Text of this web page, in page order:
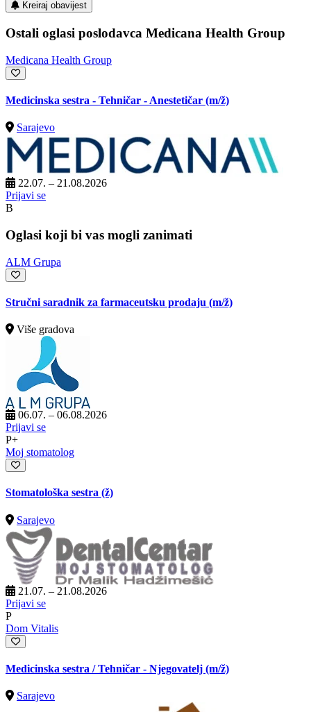
Kreiraj obavijest
Ostali oglasi poslodavca Medicana Health Group
Medicana Health Group
Medicinska sestra - Tehničar - Anestetičar (m/ž)
Sarajevo
22.07. – 21.08.2026
Prijavi se
B
Oglasi koji bi vas mogli zanimati
ALM Grupa
Stručni saradnik za farmaceutsku prodaju (m/ž)
Više gradova
06.07. – 06.08.2026
Prijavi se
P+
Moj stomatolog
Stomatološka sestra (ž)
Sarajevo
21.07. – 21.08.2026
Prijavi se
P
Dom Vitalis
Medicinska sestra / Tehničar - Njegovatelj (m/ž)
Sarajevo